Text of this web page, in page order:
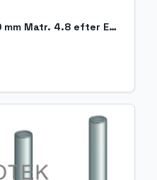
ID Gevindbøs M6-Ø10x40 mm Matr. 4.8 efter EN ISO 13918